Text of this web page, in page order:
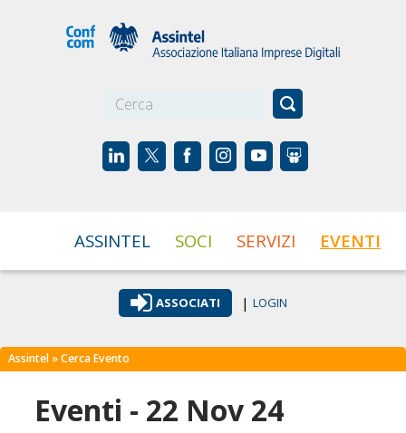
ASSINTEL SOCI SERVIZI EVENTI
ASSOCIATI | LOGIN
Assintel » Cerca Evento
Eventi - 22 Nov 24